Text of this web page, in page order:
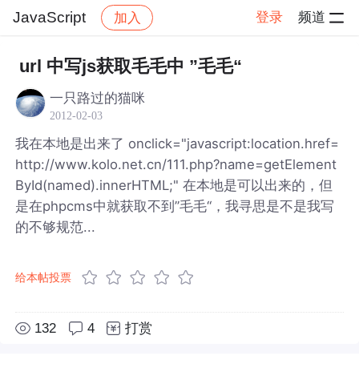
JavaScript 加入 登录 频道
社区 JavaScript 帖子详情
url 中写js获取毛毛中 ”毛毛“
一只路过的猫咪
2012-02-03
我在本地是出来了 onclick="javascript:location.href=
http://www.kolo.net.cn/111.php?name=getElement
ById(named).innerHTML;" 在本地是可以出来的，但
是在phpcms中就获取不到”毛毛“，我寻思是不是我写
的不够规范...
给本帖投票
132 4 打赏